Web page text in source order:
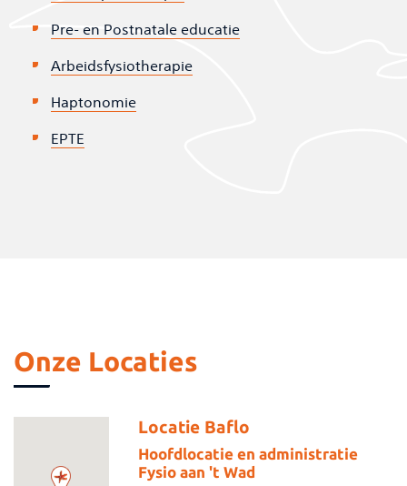
Pre- en Postnatale educatie
Arbeidsfysiotherapie
Haptonomie
EPTE
Onze Locaties
Locatie Baflo
Hoofdlocatie en administratie
Fysio aan 't Wad